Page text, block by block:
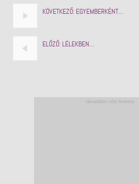
KÖVETKEZŐ: EGYEMBERKÉNT…
ELŐZŐ: LÉLEKBEN…
társadalmi célú hirdetés